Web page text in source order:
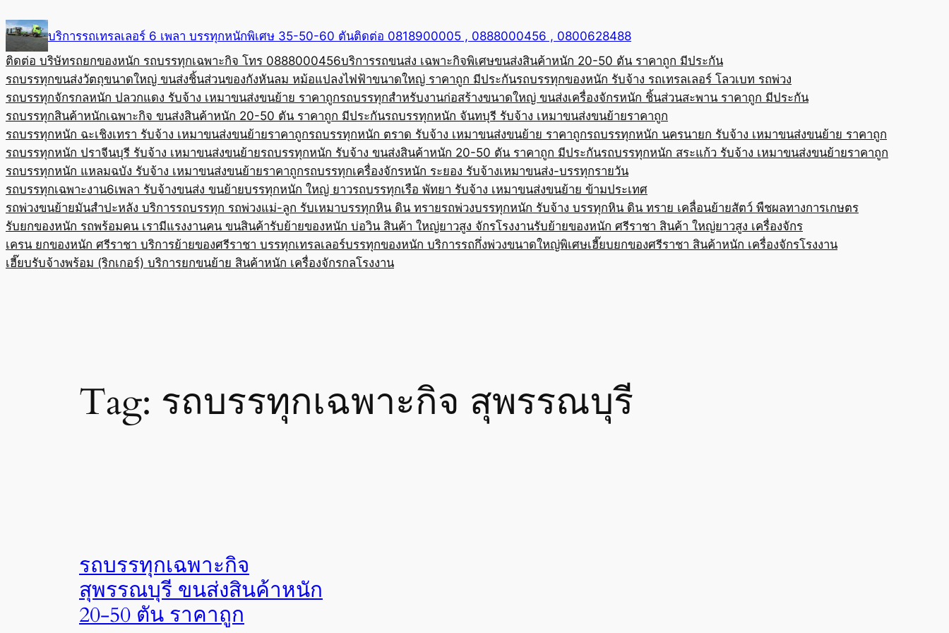
to
content
บริการรถเทรลเลอร์ 6 เพลา บรรทุกหนักพิเศษ 35-50-60 ตันติดต่อ 0818900005 , 0888000456 , 0800628488
ติดต่อ บริษัทรถยกของหนัก รถบรรทุกเฉพาะกิจ โทร 0888000456บริการรถขนส่ง เฉพาะกิจพิเศษขนส่งสินค้าหนัก 20-50 ตัน ราคาถูก มีประกัน
รถบรรทุกขนส่งวัตถุขนาดใหญ่ ขนส่งชิ้นส่วนของกังหันลม หม้อแปลงไฟฟ้าขนาดใหญ่ ราคาถูก มีประกันรถบรรทุกของหนัก รับจ้าง รถเทรลเลอร์ โลวเบท รถพ่วง
รถบรรทุกจักรกลหนัก ปลวกแดง รับจ้าง เหมาขนส่งขนย้าย ราคาถูกรถบรรทุกสำหรับงานก่อสร้างขนาดใหญ่ ขนส่งเครื่องจักรหนัก ชิ้นส่วนสะพาน ราคาถูก มีประกัน
รถบรรทุกสินค้าหนักเฉพาะกิจ ขนส่งสินค้าหนัก 20-50 ตัน ราคาถูก มีประกันรถบรรทุกหนัก จันทบุรี รับจ้าง เหมาขนส่งขนย้ายราคาถูก
รถบรรทุกหนัก ฉะเชิงเทรา รับจ้าง เหมาขนส่งขนย้ายราคาถูกรถบรรทุกหนัก ตราด รับจ้าง เหมาขนส่งขนย้าย ราคาถูกรถบรรทุกหนัก นครนายก รับจ้าง เหมาขนส่งขนย้าย ราคาถูก
รถบรรทุกหนัก ปราจีนบุรี รับจ้าง เหมาขนส่งขนย้ายรถบรรทุกหนัก รับจ้าง ขนส่งสินค้าหนัก 20-50 ตัน ราคาถูก มีประกันรถบรรทุกหนัก สระแก้ว รับจ้าง เหมาขนส่งขนย้ายราคาถูก
รถบรรทุกหนัก แหลมฉบัง รับจ้าง เหมาขนส่งขนย้ายราคาถูกรถบรรทุกเครื่องจักรหนัก ระยอง รับจ้างเหมาขนส่ง-บรรทุกรายวัน
รถบรรทุกเฉพาะงาน6เพลา รับจ้างขนส่ง ขนย้ายบรรทุกหนัก ใหญ่ ยาวรถบรรทุกเรือ พัทยา รับจ้าง เหมาขนส่งขนย้าย ข้ามประเทศ
รถพ่วงขนย้ายมันสำปะหลัง บริการรถบรรทุก รถพ่วงแม่-ลูก รับเหมาบรรทุกหิน ดิน ทรายรถพ่วงบรรทุกหนัก รับจ้าง บรรทุกหิน ดิน ทราย เคลื่อนย้ายสัตว์ พืชผลทางการเกษตร
รับยกของหนัก รถพร้อมคน เรามีแรงงานคน ขนสินค้ารับย้ายของหนัก บ่อวิน สินค้า ใหญ่ยาวสูง จักรโรงงานรับย้ายของหนัก ศรีราชา สินค้า ใหญ่ยาวสูง เครื่องจักร
เครน ยกของหนัก ศรีราชา บริการย้ายของศรีราชา บรรทุกเทรลเลอร์บรรทุกของหนัก บริการรถกึ่งพ่วงขนาดใหญ่พิเศษเฮี๊ยบยกของศรีราชา สินค้าหนัก เครื่องจักรโรงงาน
เฮี๊ยบรับจ้างพร้อม (ริกเกอร์) บริการยกขนย้าย สินค้าหนัก เครื่องจักรกลโรงงาน
Tag: รถบรรทุกเฉพาะกิจ สุพรรณบุรี
รถบรรทุกเฉพาะกิจ
สุพรรณบุรี ขนส่งสินค้าหนัก
20-50 ตัน ราคาถูก